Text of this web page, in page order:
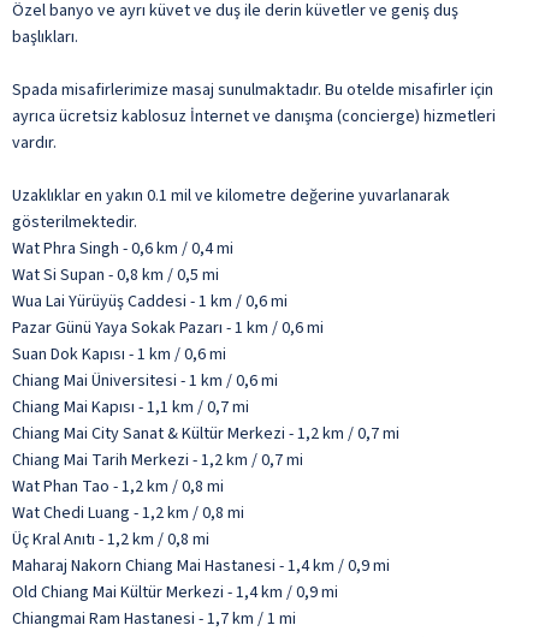
Özel banyo ve ayrı küvet ve duş ile derin küvetler ve geniş duş
başlıkları.
Spada misafirlerimize masaj sunulmaktadır. Bu otelde misafirler için
ayrıca ücretsiz kablosuz İnternet ve danışma (concierge) hizmetleri
vardır.
Uzaklıklar en yakın 0.1 mil ve kilometre değerine yuvarlanarak
gösterilmektedir.
Wat Phra Singh - 0,6 km / 0,4 mi
Wat Si Supan - 0,8 km / 0,5 mi
Wua Lai Yürüyüş Caddesi - 1 km / 0,6 mi
Pazar Günü Yaya Sokak Pazarı - 1 km / 0,6 mi
Suan Dok Kapısı - 1 km / 0,6 mi
Chiang Mai Üniversitesi - 1 km / 0,6 mi
Chiang Mai Kapısı - 1,1 km / 0,7 mi
Chiang Mai City Sanat & Kültür Merkezi - 1,2 km / 0,7 mi
Chiang Mai Tarih Merkezi - 1,2 km / 0,7 mi
Wat Phan Tao - 1,2 km / 0,8 mi
Wat Chedi Luang - 1,2 km / 0,8 mi
Üç Kral Anıtı - 1,2 km / 0,8 mi
Maharaj Nakorn Chiang Mai Hastanesi - 1,4 km / 0,9 mi
Old Chiang Mai Kültür Merkezi - 1,4 km / 0,9 mi
Chiangmai Ram Hastanesi - 1,7 km / 1 mi